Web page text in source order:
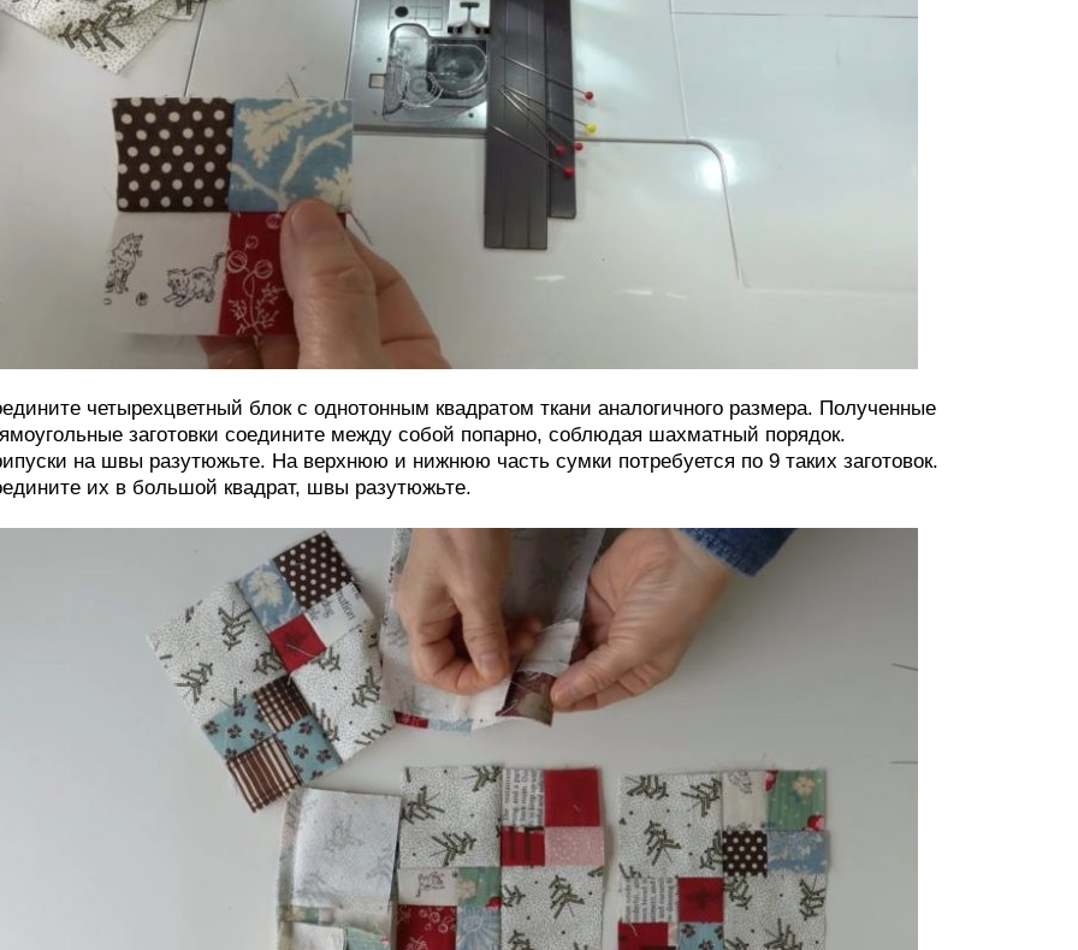
четырехцветный блок с однотонным квадратом ткани аналогичного размера. Полученные
заготовки соедините между собой попарно, соблюдая шахматный порядок.
на швы разутюжьте. На верхнюю и нижнюю часть сумки потребуется по 9 таких заготовок.
их в большой квадрат, швы разутюжьте.